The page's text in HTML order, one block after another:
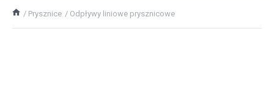
Prysznice Odpływy liniowe prysznicowe